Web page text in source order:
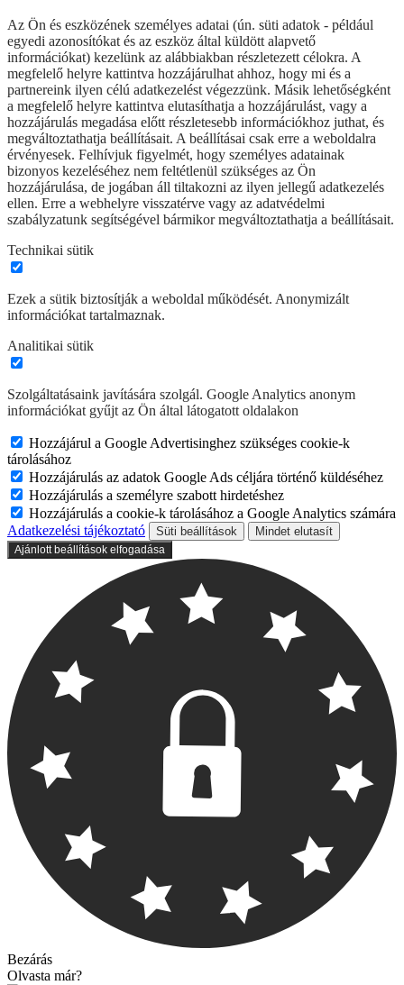
Az Ön és eszközének személyes adatai (ún. süti adatok - például
egyedi azonosítókat és az eszköz által küldött alapvető
információkat) kezelünk az alábbiakban részletezett célokra. A
megfelelő helyre kattintva hozzájárulhat ahhoz, hogy mi és a
partnereink ilyen célú adatkezelést végezzünk. Másik lehetőségként
a megfelelő helyre kattintva elutasíthatja a hozzájárulást, vagy a
hozzájárulás megadása előtt részletesebb információkhoz juthat, és
megváltoztathatja beállításait. A beállításai csak erre a weboldalra
érvényesek. Felhívjuk figyelmét, hogy személyes adatainak
bizonyos kezeléséhez nem feltétlenül szükséges az Ön
hozzájárulása, de jogában áll tiltakozni az ilyen jellegű adatkezelés
ellen. Erre a webhelyre visszatérve vagy az adatvédelmi
szabályzatunk segítségével bármikor megváltoztathatja a beállításait.
Technikai sütik
Ezek a sütik biztosítják a weboldal működését. Anonymizált
információkat tartalmaznak.
Analitikai sütik
Szolgáltatásaink javítására szolgál. Google Analytics anonym
információkat gyűjt az Ön által látogatott oldalakon
Hozzájárul a Google Advertisinghez szükséges cookie-k
tárolásához
Hozzájárulás az adatok Google Ads céljára történő küldéséhez
Hozzájárulás a személyre szabott hirdetéshez
Hozzájárulás a cookie-k tárolásához a Google Analytics számára
Adatkezelési tájékoztató
Süti beállítások Mindet elutasít
Ajánlott beállítások elfogadása
Bezárás
Olvasta már?